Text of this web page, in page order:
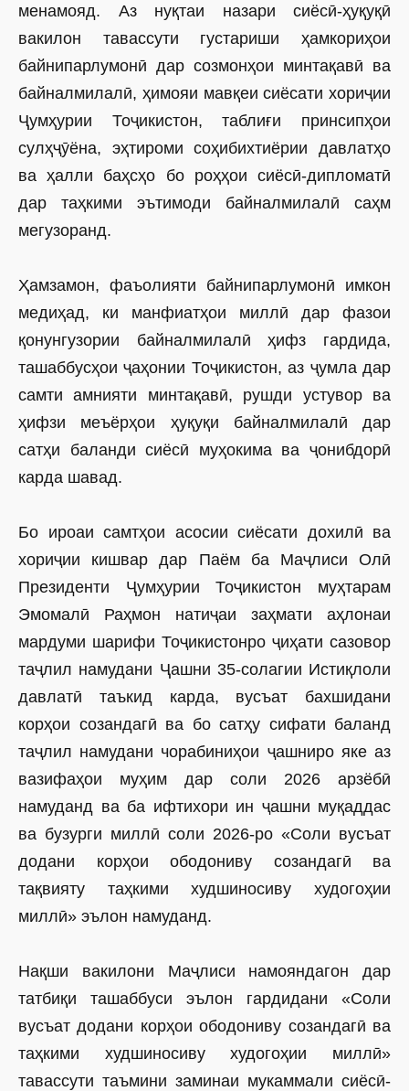
менамояд. Аз нуқтаи назари сиёсӣ-ҳуқуқӣ
вакилон тавассути густариши ҳамкориҳои
байнипарлумонӣ дар созмонҳои минтақавӣ ва
байналмилалӣ, ҳимояи мавқеи сиёсати хориҷии
Ҷумҳурии Тоҷикистон, таблиғи принсипҳои
сулҳҷӯёна, эҳтироми соҳибихтиёрии давлатҳо
ва ҳалли баҳсҳо бо роҳҳои сиёсӣ-дип­ломатӣ
дар таҳкими эътимоди байналмилалӣ саҳм
мегузоранд.
Ҳамзамон, фаъолияти байнипарлумонӣ имкон
медиҳад, ки манфиатҳои миллӣ дар фазои
қонунгузории байналмилалӣ ҳифз гардида,
ташаббусҳои ҷаҳонии Тоҷикистон, аз ҷумла дар
самти амнияти минтақавӣ, рушди устувор ва
ҳифзи меъёрҳои ҳуқуқи байналмилалӣ дар
сатҳи баланди сиёсӣ муҳокима ва ҷонибдорӣ
карда шавад.
Бо ироаи самтҳои асосии сиё­сати дохилӣ ва
хориҷии кишвар дар Паём ба Маҷлиси Олӣ
Президенти Ҷумҳурии Тоҷикистон муҳтарам
Эмомалӣ Раҳмон натиҷаи заҳмати аҳлонаи
мардуми шарифи Тоҷикистонро ҷиҳати сазовор
таҷлил намудани Ҷашни 35-солагии Истиқлоли
давлатӣ таъкид карда, вусъат бахшидани
корҳои созандагӣ ва бо сатҳу сифати баланд
таҷлил намудани чорабиниҳои ҷашниро яке аз
вазифаҳои муҳим дар соли 2026 арзёбӣ
намуданд ва ба ифтихори ин ҷашни муқаддас
ва бузурги миллӣ соли 2026-ро «Соли вус­ъат
додани корҳои ободониву созандагӣ ва
тақвияту таҳкими худшиносиву худогоҳии
миллӣ» эълон намуданд.
Нақши вакилони Маҷлиси намояндагон дар
татбиқи ташаббуси эълон гардидани «Соли
вусъат додани корҳои ободониву созандагӣ ва
таҳкими худшиносиву худогоҳии миллӣ»
тавассути таъмини заминаи мукаммали сиёсӣ-